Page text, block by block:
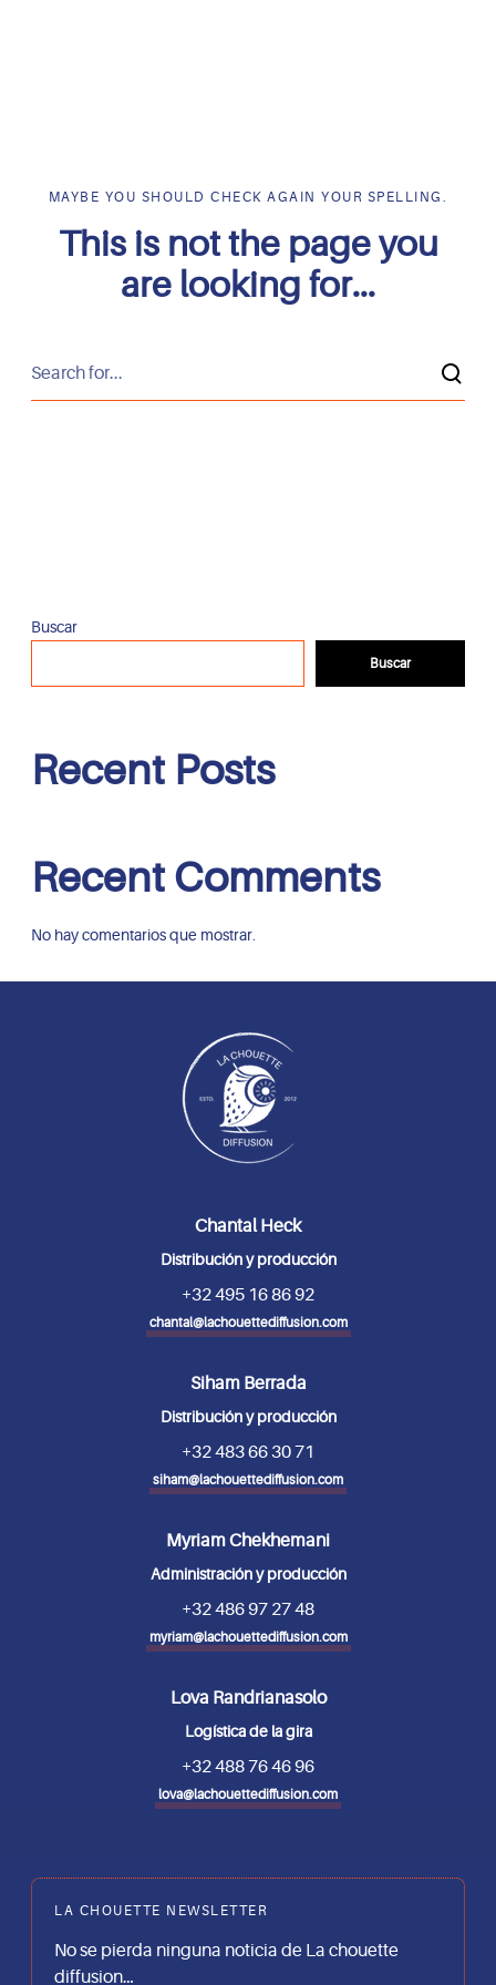
MAYBE YOU SHOULD CHECK AGAIN YOUR SPELLING.
This is not the page you
are looking for...
Buscar
Buscar
Recent Posts
Recent Comments
No hay comentarios que mostrar.
Chantal Heck
Distribución y producción
+32 495 16 86 92
chantal@lachouettediffusion.com
Siham Berrada
Distribución y producción
+32 483 66 30 71
siham@lachouettediffusion.com
Myriam Chekhemani
Administración y producción
+32 486 97 27 48
myriam@lachouettediffusion.com
Lova Randrianasolo
Logística de la gira
+32 488 76 46 96
lova@lachouettediffusion.com
LA CHOUETTE NEWSLETTER
No se pierda ninguna noticia de La chouette
diffusion…